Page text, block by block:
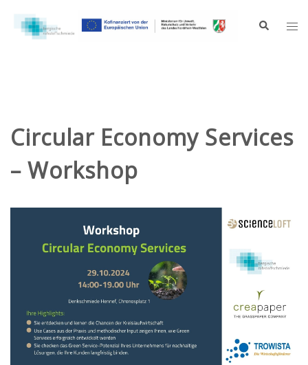
Inhalt
springen
Suche
Circular Economy Services
– Workshop